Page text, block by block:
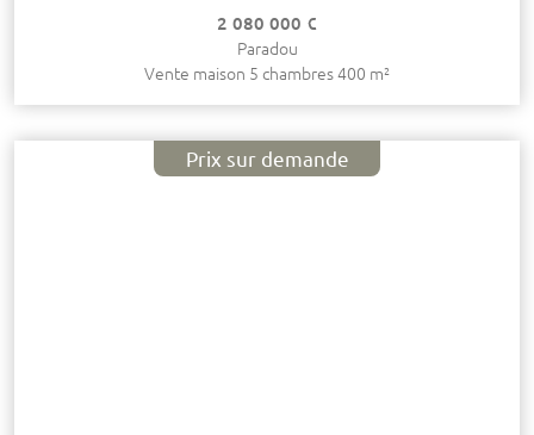
2 080 000 €
Paradou
Vente maison 5 chambres 400 m²
Prix sur demande